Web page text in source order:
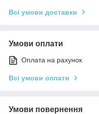
Всі умови доставки
Умови оплати
Оплата на рахунок
Всі умови оплати
Умови повернення